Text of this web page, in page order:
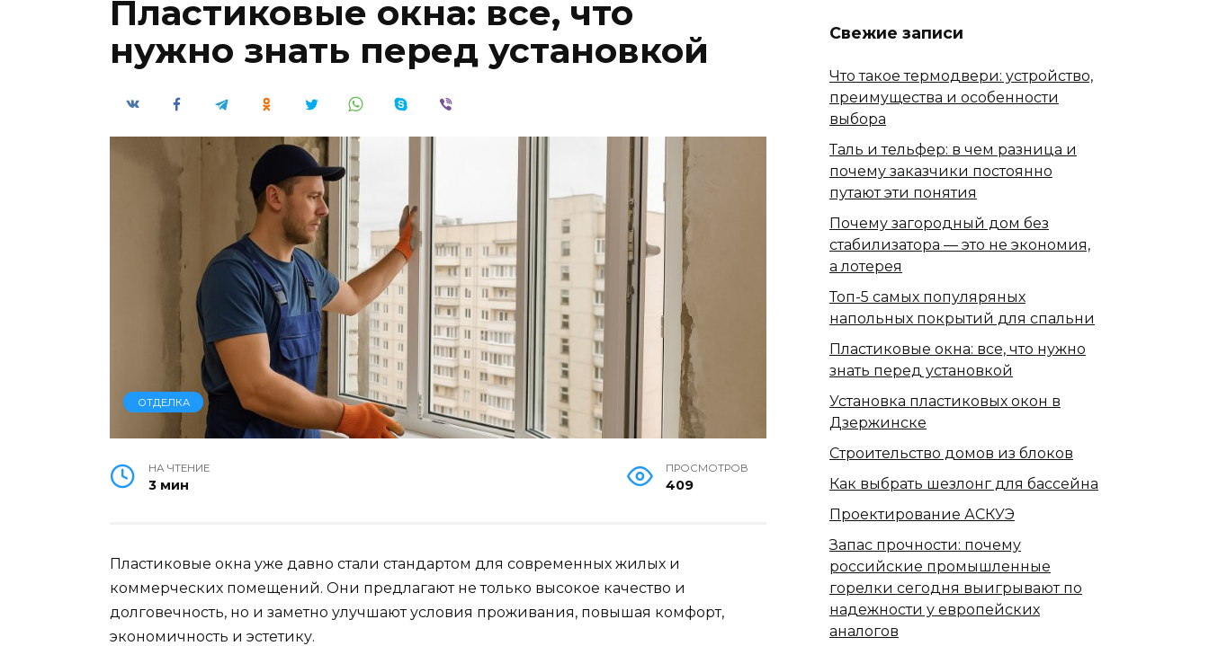
Пластиковые окна: все, что
нужно знать перед установкой
ОТДЕЛКА
НА ЧТЕНИЕ
3 мин
ПРОСМОТРОВ
409
Пластиковые окна уже давно стали стандартом для современных жилых и
коммерческих помещений. Они предлагают не только высокое качество и
долговечность, но и заметно улучшают условия проживания, повышая комфорт,
экономичность и эстетику.
Свежие записи
Что такое термодвери: устройство,
преимущества и особенности
выбора
Таль и тельфер: в чем разница и
почему заказчики постоянно
путают эти понятия
Почему загородный дом без
стабилизатора — это не экономия,
а лотерея
Топ-5 самых популяряных
напольных покрытий для спальни
Пластиковые окна: все, что нужно
знать перед установкой
Установка пластиковых окон в
Дзержинске
Строительство домов из блоков
Как выбрать шезлонг для бассейна
Проектирование АСКУЭ
Запас прочности: почему
российские промышленные
горелки сегодня выигрывают по
надежности у европейских
аналогов